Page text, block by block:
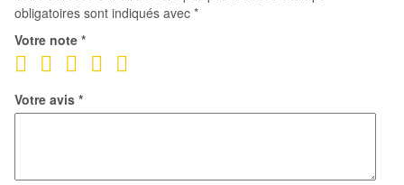
nuit
obligatoires sont indiqués avec *
Votre note *
Votre avis *